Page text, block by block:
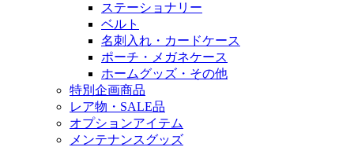
ステーショナリー
ベルト
名刺入れ・カードケース
ポーチ・メガネケース
ホームグッズ・その他
特別企画商品
レア物・SALE品
オプションアイテム
メンテナンスグッズ